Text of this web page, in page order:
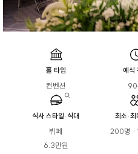
홀 타입
컨벤션
예식
90
식사 스타일·식대
뷔페
6.3만원
최소·최
200명 ·